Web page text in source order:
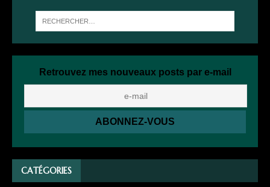
Retrouvez mes nouveaux posts par e-mail
CATÉGORIES